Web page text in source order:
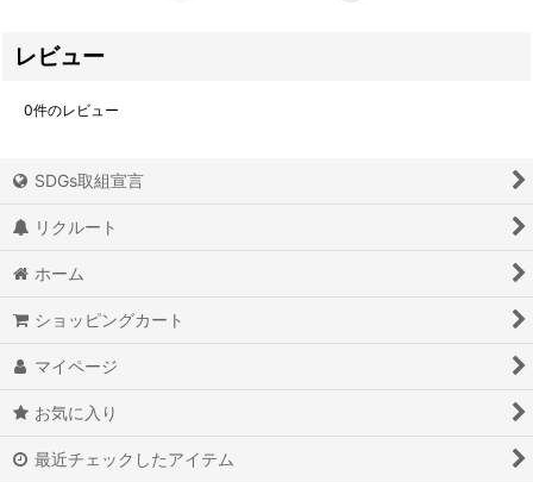
レビュー
0件のレビュー
SDGs取組宣言
リクルート
ホーム
ショッピングカート
マイページ
お気に入り
最近チェックしたアイテム